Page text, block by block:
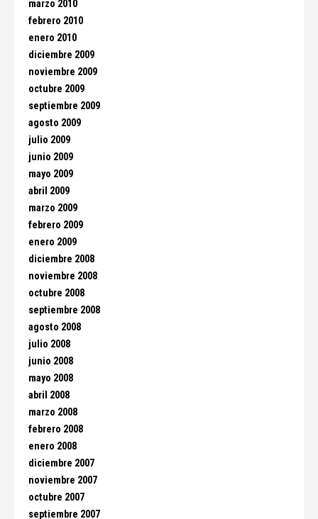
marzo 2010
febrero 2010
enero 2010
diciembre 2009
noviembre 2009
octubre 2009
septiembre 2009
agosto 2009
julio 2009
junio 2009
mayo 2009
abril 2009
marzo 2009
febrero 2009
enero 2009
diciembre 2008
noviembre 2008
octubre 2008
septiembre 2008
agosto 2008
julio 2008
junio 2008
mayo 2008
abril 2008
marzo 2008
febrero 2008
enero 2008
diciembre 2007
noviembre 2007
octubre 2007
septiembre 2007